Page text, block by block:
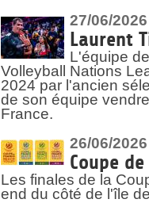
27/06/2026
Laurent
L'équipe
Volleyball Nations
2024 par l'ancien
de son équipe
France.
26/06/2026
Coupe
Les finales de la
end du côté de l'île